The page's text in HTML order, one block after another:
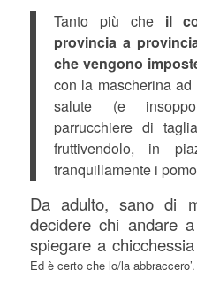
Tanto più che il
provincia a
che vengono
con la mascherina
salute (e
parrucchiere di
fruttivendolo, in
tranquillamente i
Da adulto, sano di
decidere chi andare
spiegare a
Ed è certo che lo/la abbraccero’.